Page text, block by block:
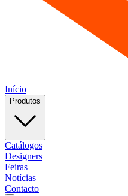
Início
Produtos
Catálogos
Designers
Feiras
Notícias
Contacto